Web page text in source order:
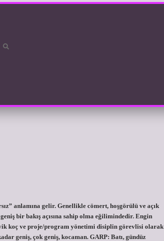
anlamına gelir. Genellikle cömert, hoşgörülü ve açık
bir bakış açısına sahip olma eğilimindedir. Engin
koç ve proje/program yönetimi disiplin görevlisi olarak
geniş, çok geniş, kocaman. GARP: Batı, gündüz